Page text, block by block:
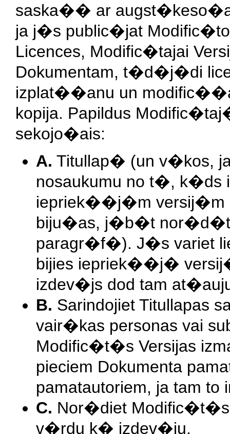
saska�� ar
ja j�s public�jat
Licences, Modific�tajai
Dokumentam, t�d�j�di
izplat��anu un
kopija. Papildus
sekojo�ais:
A. Titullap� (un v�kos,
nosaukumu no t�, k�ds
iepriek��j�m versij�m
biju�as, j�b�t
paragr�f�). J�s variet
bijies iepriek��j�
izdev�js dod tam
B. Sarindojiet Titullapas
vair�kas personas vai
Modific�t�s Versijas
pieciem Dokumenta
pamatautoriem, ja tam
C. Nor�diet
v�rdu k� izdev�ju.